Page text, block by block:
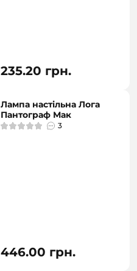
235.20 грн.
Лампа настільна Лога
Пантограф Мак
3
446.00 грн.